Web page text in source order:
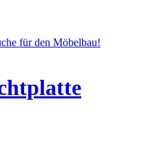
für den Möbelbau!